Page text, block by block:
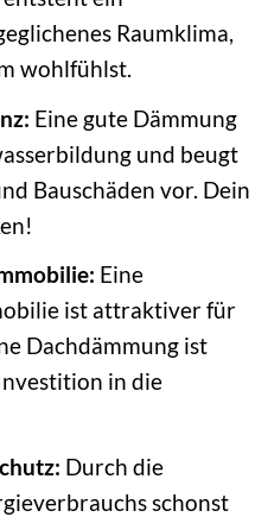
Raumklima,
wohlfühlst.
Eine gute Dämmung
und beugt
Bauschäden vor. Dein
Eine
ist attraktiver für
Dachdämmung ist
in die
Durch die
schonst